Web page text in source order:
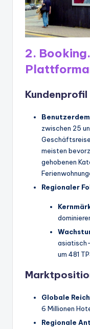
2.
Kundenprofil
zwischen 25
meisten
gehobenen
Regionaler
um 481
Globale
6 Millionen
Regionale